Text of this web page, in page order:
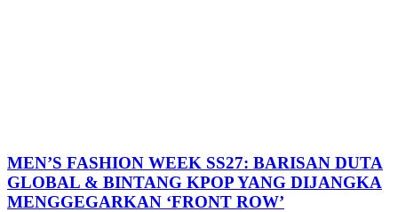
MEN’S FASHION WEEK SS27: BARISAN DUTA
GLOBAL & BINTANG KPOP YANG DIJANGKA
MENGGEGARKAN ‘FRONT ROW’